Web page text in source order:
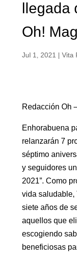
llegada
Oh!
Jul 1, 2021 | Vita
Redacción Oh
Enhorabuena
relanzarán 7
séptimo
y seguidores
2021”. Como
vida saludable,
siete años de
aquellos que
escogiendo
beneficiosas